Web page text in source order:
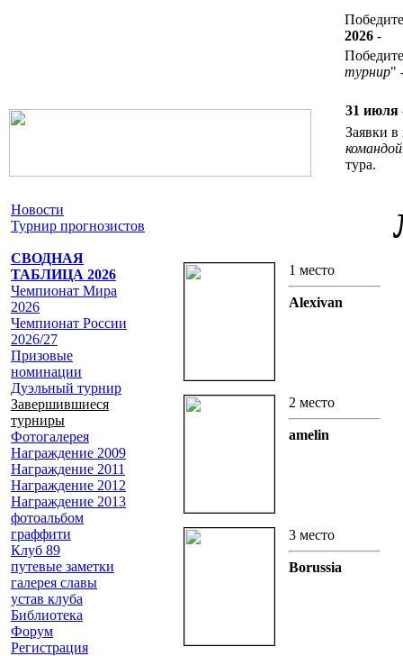
2026 -
турнир"
31 июля
Заявки
тура.
Новости
Турнир прогнозистов
СВОДНАЯ
ТАБЛИЦА 2026
Чемпионат Мира
2026
Чемпионат России
2026/27
Призовые
номинации
Дуэльный турнир
Завершившиеся
турниры
Фотогалерея
Награждение 2009
Награждение 2011
Награждение 2012
Награждение 2013
фотоальбом
граффити
Клуб 89
путевые заметки
галерея славы
устав клуба
Библиотека
Форум
Регистрация
1 место
Alexivan
2 место
amelin
3 место
Borussia